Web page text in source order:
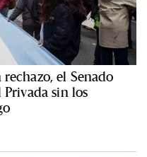
el Senado
sin los